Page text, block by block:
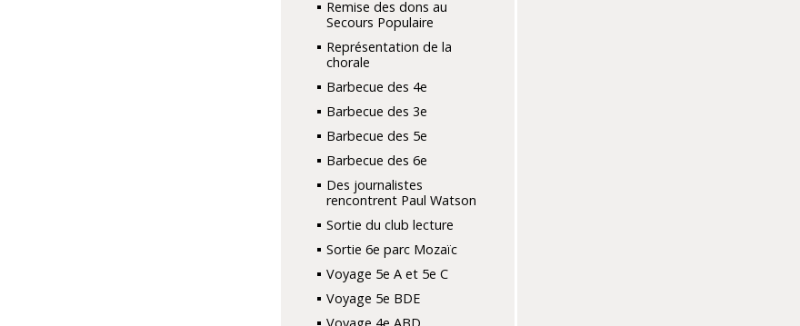
Remise des dons au
Secours Populaire
Représentation de la
chorale
Barbecue des 4e
Barbecue des 3e
Barbecue des 5e
Barbecue des 6e
Des journalistes
rencontrent Paul Watson
Sortie du club lecture
Sortie 6e parc Mozaïc
Voyage 5e A et 5e C
Voyage 5e BDE